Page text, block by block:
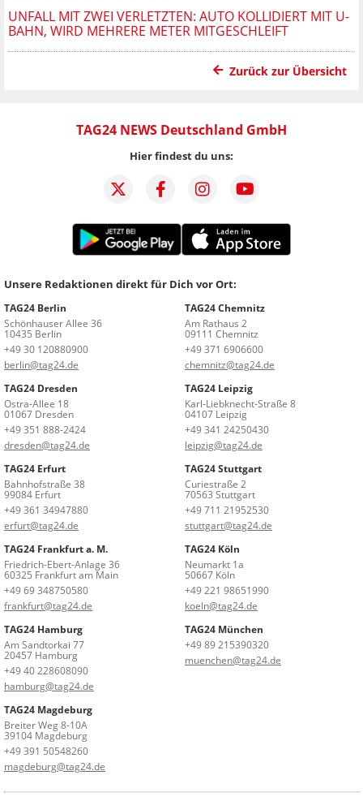
UNFALL MIT ZWEI VERLETZTEN: AUTO KOLLIDIERT MIT U-
BAHN, WIRD MEHRERE METER MITGESCHLEIFT
Zurück zur Übersicht
TAG24 NEWS Deutschland GmbH
Hier findest du uns:
Unsere Redaktionen direkt für Dich vor Ort:
TAG24 Berlin
Schönhauser Allee 36
10435 Berlin
+49 30 120880900
berlin@tag24.de
TAG24 Chemnitz
Am Rathaus 2
09111 Chemnitz
+49 371 6906600
chemnitz@tag24.de
TAG24 Dresden
Ostra-Allee 18
01067 Dresden
+49 351 888-2424
dresden@tag24.de
TAG24 Leipzig
Karl-Liebknecht-Straße 8
04107 Leipzig
+49 341 24250430
leipzig@tag24.de
TAG24 Erfurt
Bahnhofstraße 38
99084 Erfurt
+49 361 34947880
erfurt@tag24.de
TAG24 Stuttgart
Curiestraße 2
70563 Stuttgart
+49 711 21952530
stuttgart@tag24.de
TAG24 Frankfurt a. M.
Friedrich-Ebert-Anlage 36
60325 Frankfurt am Main
+49 69 348750580
frankfurt@tag24.de
TAG24 Köln
Neumarkt 1a
50667 Köln
+49 221 98651990
koeln@tag24.de
TAG24 Hamburg
Am Sandtorkai 77
20457 Hamburg
+49 40 228608090
hamburg@tag24.de
TAG24 München
+49 89 215390320
muenchen@tag24.de
TAG24 Magdeburg
Breiter Weg 8-10A
39104 Magdeburg
+49 391 50548260
magdeburg@tag24.de